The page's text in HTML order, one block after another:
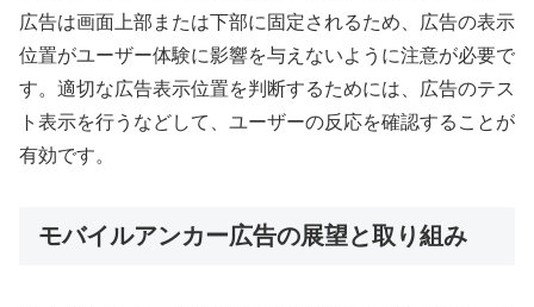
広告は画面上部または下部に固定されるため、広告の表示
位置がユーザー体験に影響を与えないように注意が必要で
す。適切な広告表示位置を判断するためには、広告のテス
ト表示を行うなどして、ユーザーの反応を確認することが
有効です。
モバイルアンカー広告の展望と取り組み